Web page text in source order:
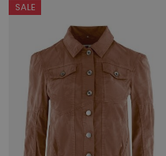
SALE